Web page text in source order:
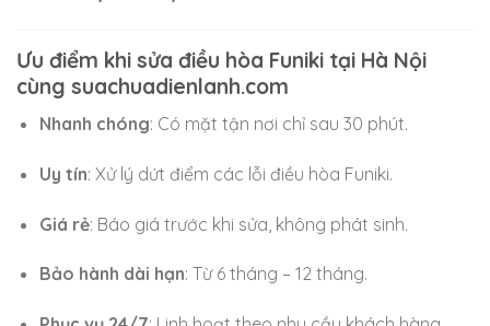
Ưu điểm khi sửa điều hòa Funiki tại Hà Nội
cùng suachuadienlanh.com
Nhanh chóng: Có mặt tận nơi chỉ sau 30 phút.
Uy tín: Xử lý dứt điểm các lỗi điều hòa Funiki.
Giá rẻ: Báo giá trước khi sửa, không phát sinh.
Bảo hành dài hạn: Từ 6 tháng – 12 tháng.